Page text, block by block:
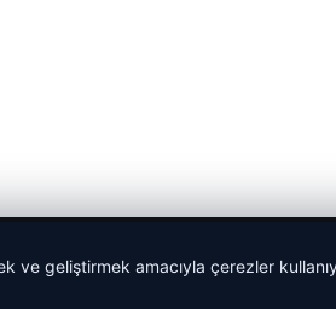
ve geliştirmek amacıyla çerezler